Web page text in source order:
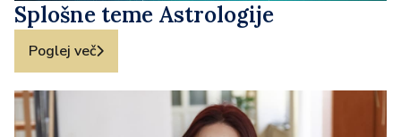
Splošne teme Astrologije
Poglej več